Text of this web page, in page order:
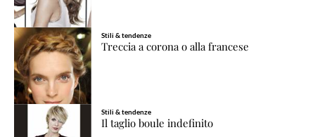
Stili & tendenze
Treccia a corona o alla francese
Stili & tendenze
Il taglio boule indefinito